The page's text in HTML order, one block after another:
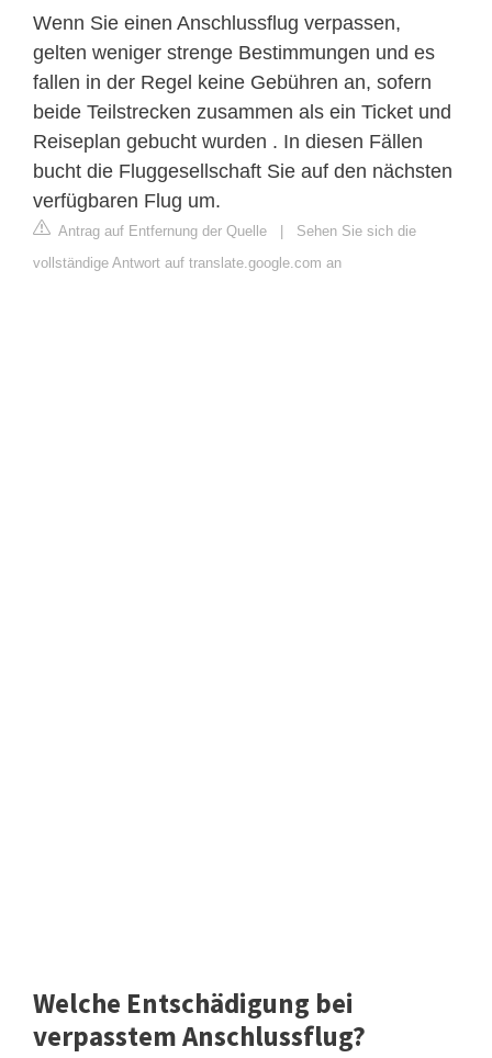
Wenn Sie einen Anschlussflug verpassen,
gelten weniger strenge Bestimmungen und es
fallen in der Regel keine Gebühren an, sofern
beide Teilstrecken zusammen als ein Ticket und
Reiseplan gebucht wurden . In diesen Fällen
bucht die Fluggesellschaft Sie auf den nächsten
verfügbaren Flug um.
Antrag auf Entfernung der Quelle | Sehen Sie sich die
vollständige Antwort auf translate.google.com an
Welche Entschädigung bei
verpasstem Anschlussflug?